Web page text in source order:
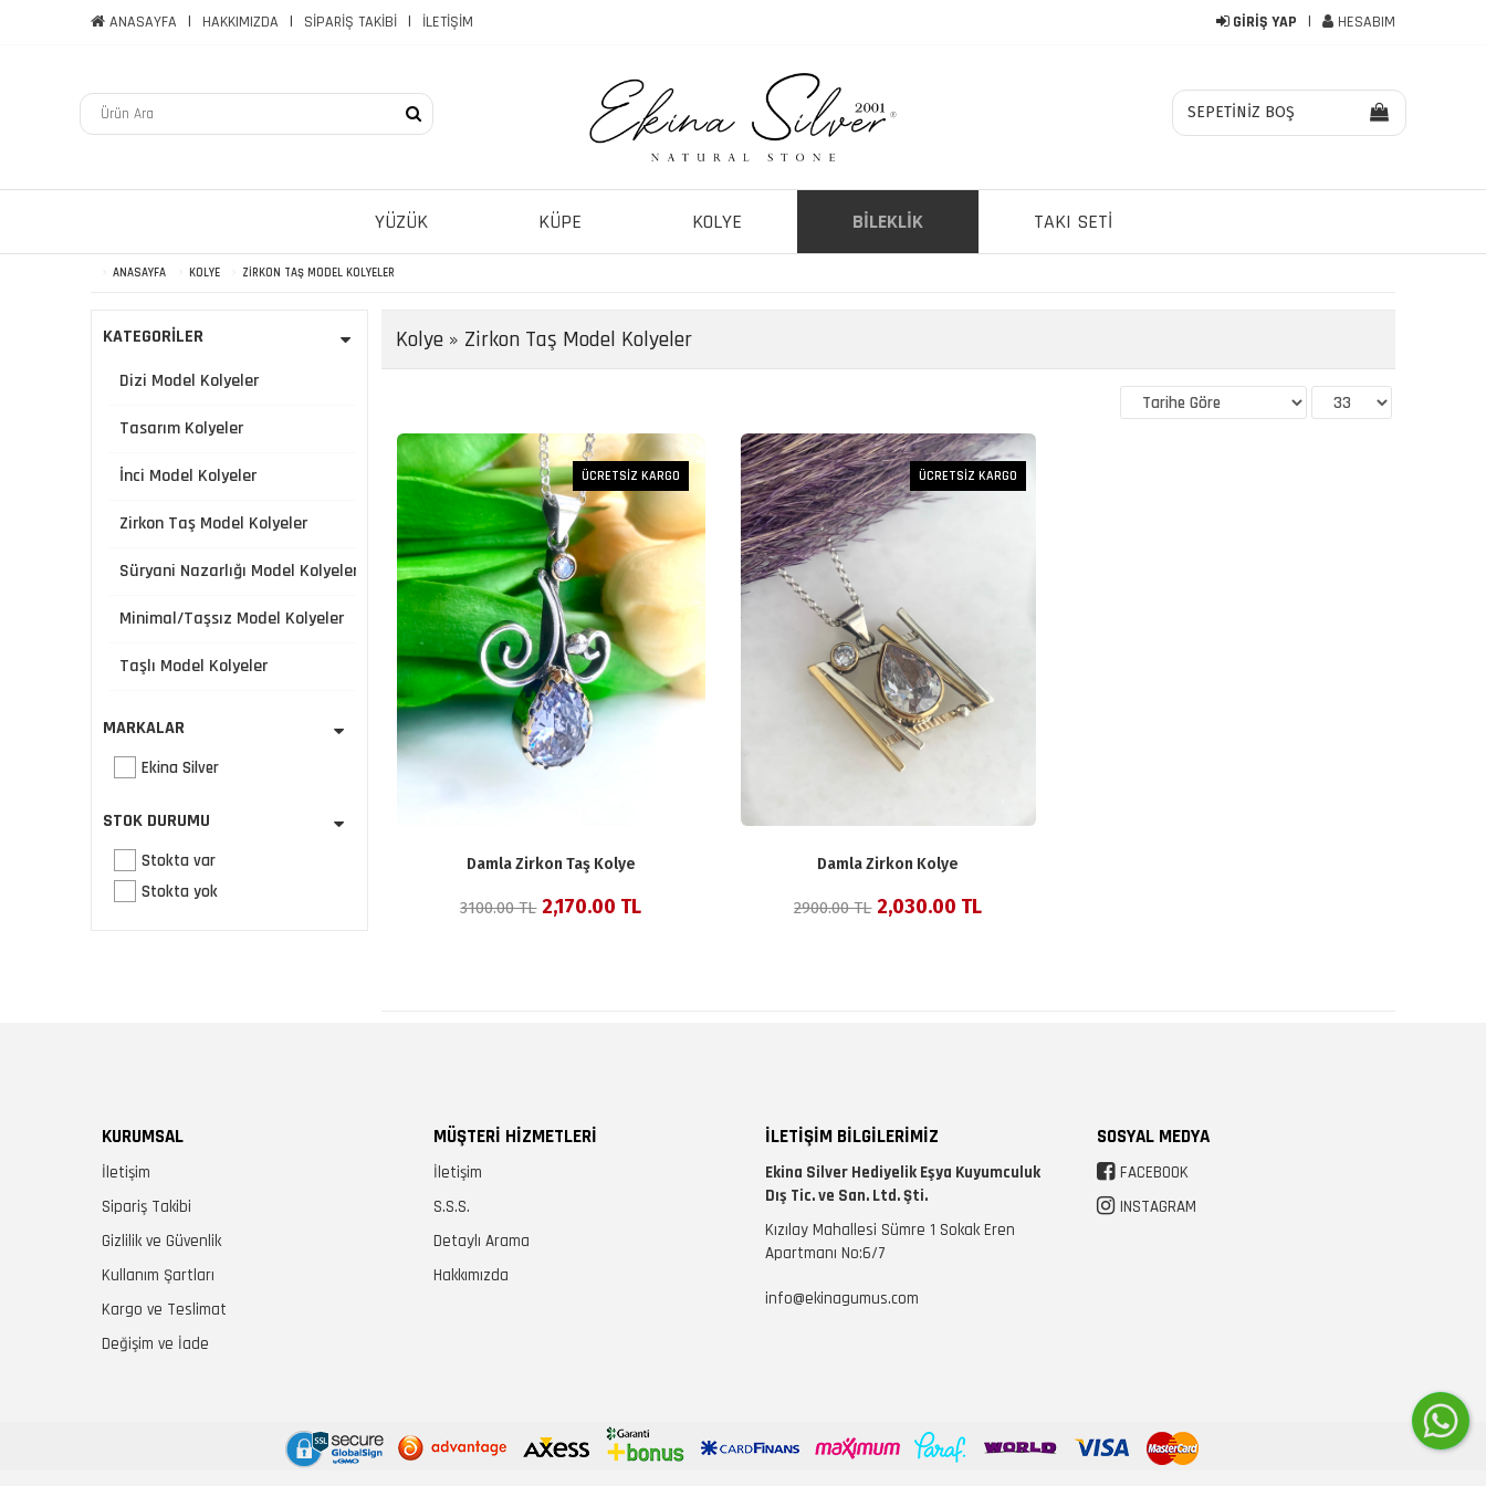
ANASAYFA HAKKIMIZDA SİPARİŞ TAKİBİ İLETİŞİM GİRİŞ YAP HESABIM
SEPETİNİZ BOŞ
YÜZÜK KÜPE KOLYE BILEKLIK TAKI SETI
ANASAYFA KOLYE ZIRKON TAŞ MODEL KOLYELER
KATEGORİLER
Dizi Model Kolyeler
Tasarım Kolyeler
İnci Model Kolyeler
Zirkon Taş Model Kolyeler
Süryani Nazarlığı Model Kolyeler
Minimal/Taşsız Model Kolyeler
Taşlı Model Kolyeler
MARKALAR
Ekina Silver
STOK DURUMU
Stokta var
Stokta yok
Kolye » Zirkon Taş Model Kolyeler
ÜCRETSİZ KARGO
Damla Zirkon Taş Kolye
3100.00 TL 2,170.00 TL
ÜCRETSİZ KARGO
Damla Zirkon Kolye
2900.00 TL 2,030.00 TL
KURUMSAL
İletişim
Sipariş Takibi
Gizlilik ve Güvenlik
Kullanım Şartları
Kargo ve Teslimat
Değişim ve İade
MÜŞTERİ HİZMETLERİ
İletişim
S.S.S.
Detaylı Arama
Hakkımızda
İLETİŞİM BİLGİLERİMİZ
Ekina Silver Hediyelik Eşya Kuyumculuk
Dış Tic. ve San. Ltd. Şti.
Kızılay Mahallesi Sümre 1 Sokak Eren
Apartmanı No:6/7
info@ekinagumus.com
SOSYAL MEDYA
FACEBOOK
INSTAGRAM